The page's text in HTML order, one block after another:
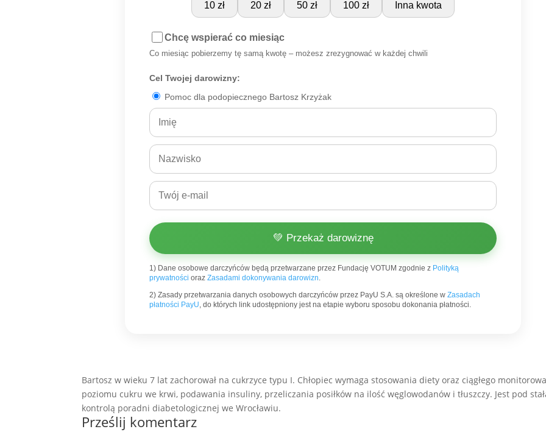
10 zł 20 zł 50 zł 100 zł Inna kwota
Chcę wspierać co miesiąc
Co miesiąc pobierzemy tę samą kwotę – możesz zrezygnować w każdej chwili
Cel Twojej darowizny:
Pomoc dla podopiecznego Bartosz Krzyżak
💚 Przekaż darowiznę
1) Dane osobowe darczyńców będą przetwarzane przez Fundację VOTUM zgodnie z Polityką
prywatności orazZasadami dokonywania darowizn.
2) Zasady przetwarzania danych osobowych darczyńców przez PayU S.A. są określone wZasadach
płatności PayU, do których link udostępniony jest na etapie wyboru sposobu dokonania płatności.
Bartosz w wieku 7 lat zachorował na cukrzyce typu I. Chłopiec wymaga stosowania diety oraz ciągłego
poziomu cukru we krwi, podawania insuliny, przeliczania posiłków na ilość węglowodanów i tłuszczy. Jest pod
kontrolą poradni diabetologicznej we Wrocławiu.
Prześlij komentarz